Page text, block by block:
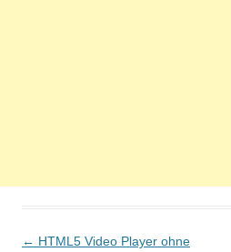
Beitragsnavigation
← HTML5 Video Player ohne